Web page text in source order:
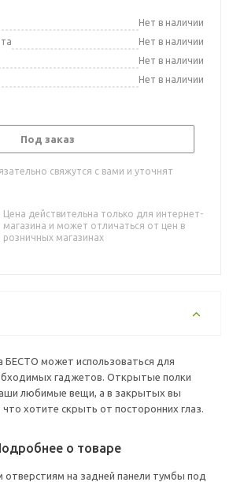
Нет в наличии
Нет в наличии
Нет в наличии
Нет в наличии
Под заказ
свяжутся с вами и уточнят
Цена действительна только для интернет-
магазина и может отличаться от цен в
розничных магазинах
БЕСТО может использоваться для
гаджетов. Открытые полки
любимые вещи, а в закрытых вы
хотите скрыть от посторонних глаз.
о товаре
отверстиям на задней панели тумбы под